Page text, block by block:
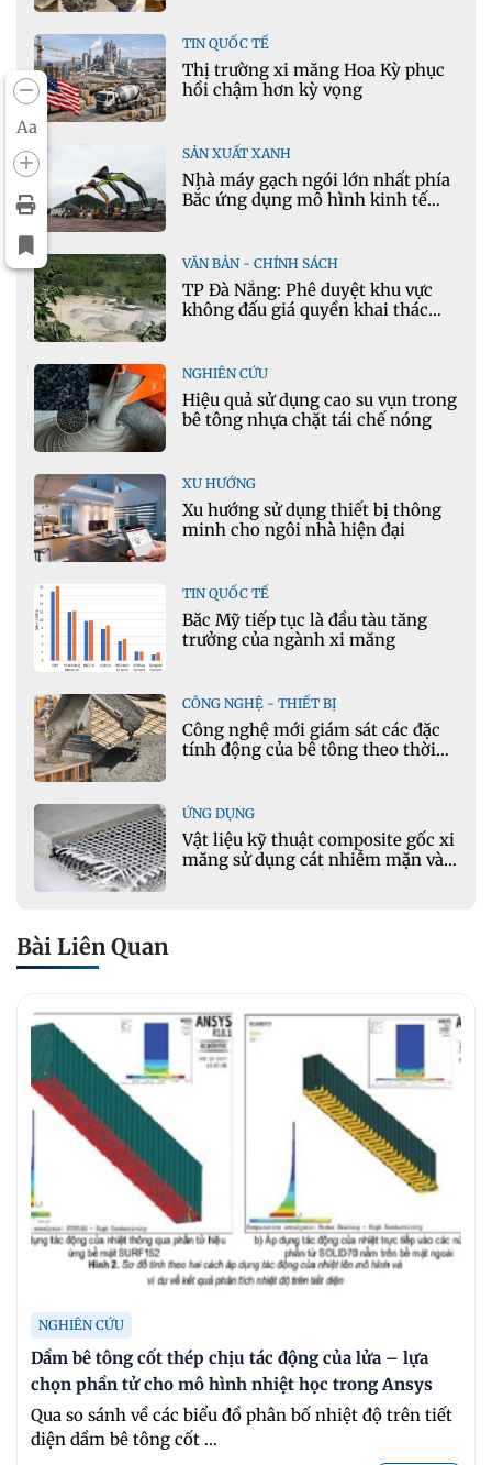
Aa
TIN QUỐC TẾ
Thị trường xi măng Hoa Kỳ phục
hồi chậm hơn kỳ vọng
SẢN XUẤT XANH
Nhà máy gạch ngói lớn nhất phía
Bắc ứng dụng mô hình kinh tế
VĂN BẢN - CHÍNH SÁCH
TP Đà Nẵng: Phê duyệt khu vực
không đấu giá quyền khai thác
NGHIÊN CỨU
Hiệu quả sử dụng cao su vụn trong
bê tông nhựa chặt tái chế nóng
XU HƯỚNG
Xu hướng sử dụng thiết bị thông
minh cho ngôi nhà hiện đại
TIN QUỐC TẾ
Bắc Mỹ tiếp tục là đầu tàu tăng
trưởng của ngành xi măng
CÔNG NGHỆ - THIẾT BỊ
Công nghệ mới giám sát các đặc
tính động của bê tông theo thời
ỨNG DỤNG
Vật liệu kỹ thuật composite gốc xi
măng sử dụng cát nhiễm mặn và
Bài Liên Quan
NGHIÊN CỨU
Dầm bê tông cốt thép chịu tác động của lửa – lựa
chọn phần tử cho mô hình nhiệt học trong Ansys
Qua so sánh về các biểu đồ phân bố nhiệt độ trên tiết
diện dầm bê tông cốt ...